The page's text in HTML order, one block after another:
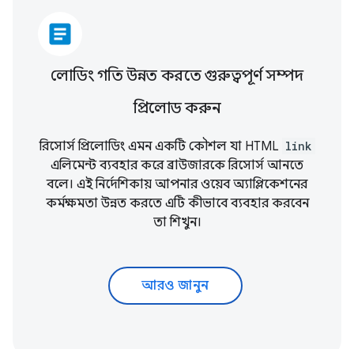
article
লোডিং গতি উন্নত করতে গুরুত্বপূর্ণ সম্পদ
প্রিলোড করুন
রিসোর্স প্রিলোডিং এমন একটি কৌশল যা HTML link
এলিমেন্ট ব্যবহার করে ব্রাউজারকে রিসোর্স আনতে
বলে। এই নির্দেশিকায় আপনার ওয়েব অ্যাপ্লিকেশনের
কর্মক্ষমতা উন্নত করতে এটি কীভাবে ব্যবহার করবেন
তা শিখুন।
আরও জানুন